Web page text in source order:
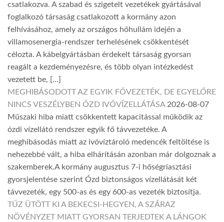
csatlakozva. A szabad és szigetelt vezetékek gyártásával
foglalkozó társaság csatlakozott a kormány azon
felhívásához, amely az országos hőhullám idején a
villamosenergia-rendszer terhelésének csökkentését
célozta. A kábelgyártásban érdekelt társaság gyorsan
reagált a kezdeményezésre, és több olyan intézkedést
vezetett be, […]
MEGHIBÁSODOTT AZ EGYIK FŐVEZETÉK, DE EGYELŐRE
NINCS VESZÉLYBEN ÓZD IVÓVÍZELLÁTÁSA 2026-08-07
Műszaki hiba miatt csökkentett kapacitással működik az
ózdi vízellátó rendszer egyik fő távvezetéke. A
meghibásodás miatt az ivóvíztároló medencék feltöltése is
nehezebbé vált, a hiba elhárításán azonban már dolgoznak a
szakemberek.A kormány augusztus 7-i hőségriasztási
gyorsjelentése szerint Ózd biztonságos vízellátását két
távvezeték, egy 500-as és egy 600-as vezeték biztosítja.
TŰZ ÜTÖTT KI A BEKECSI-HEGYEN, A SZÁRAZ
NÖVÉNYZET MIATT GYORSAN TERJEDTEK A LÁNGOK